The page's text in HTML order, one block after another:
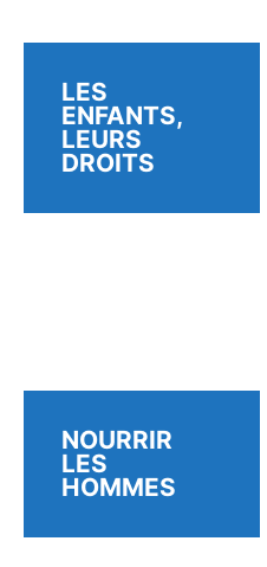
LES
ENFANTS,
LEURS
DROITS
NOURRIR
LES
HOMMES